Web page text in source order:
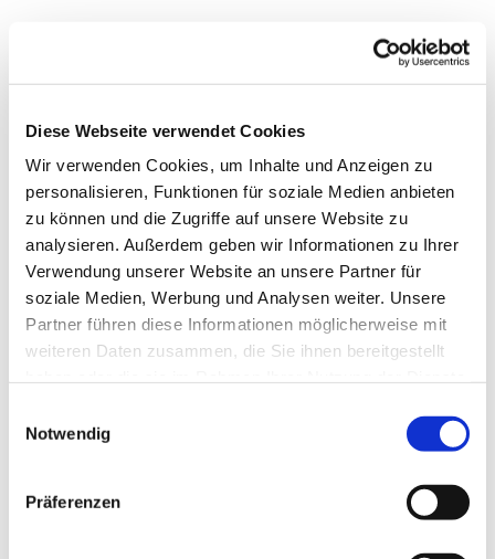
Diese Webseite verwendet Cookies
Wir verwenden Cookies, um Inhalte und Anzeigen zu
personalisieren, Funktionen für soziale Medien anbieten
zu können und die Zugriffe auf unsere Website zu
analysieren. Außerdem geben wir Informationen zu Ihrer
Verwendung unserer Website an unsere Partner für
soziale Medien, Werbung und Analysen weiter. Unsere
Partner führen diese Informationen möglicherweise mit
weiteren Daten zusammen, die Sie ihnen bereitgestellt
Notwendig
Präferenzen
Dies könnte Sie auch